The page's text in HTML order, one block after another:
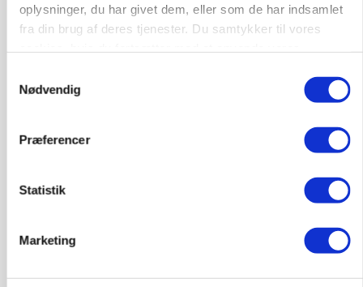
oplysninger, du har givet dem, eller som de har indsamlet
fra din brug af deres tjenester. Du samtykker til vores
Nødvendig
Præferencer
Statistik
Marketing
MASKINER
Forserie til selvkørende skårlægger afprøves i år